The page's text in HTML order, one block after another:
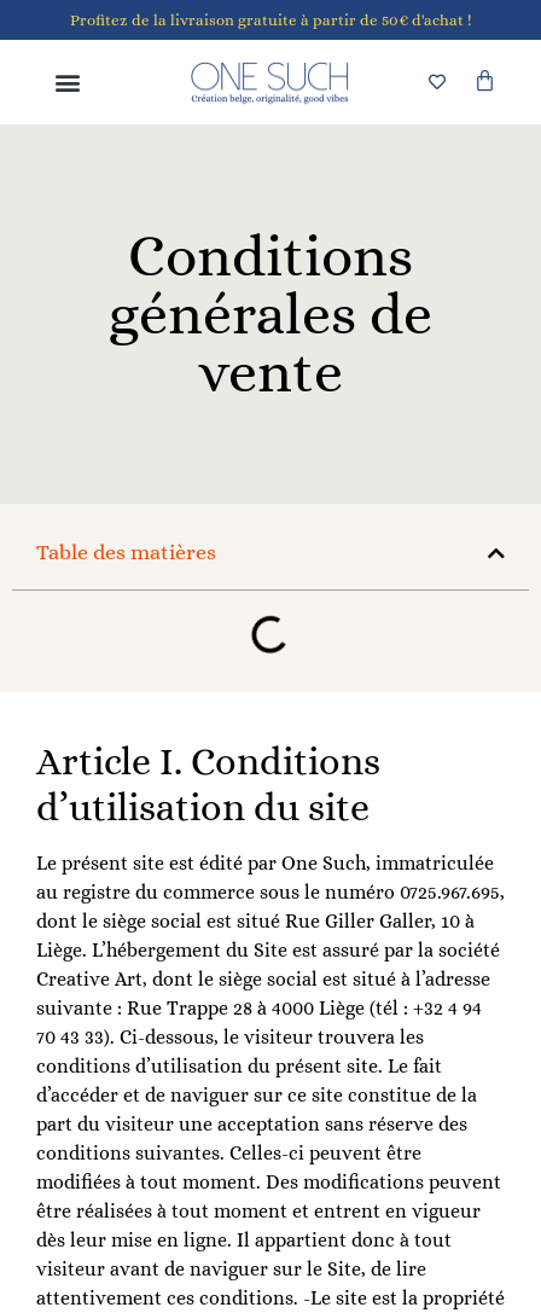
Profitez de la livraison gratuite à partir de 50€ d'achat !
Conditions
générales de
vente
Table des matières
Article I. Conditions
d’utilisation du site
Le présent site est édité par One Such, immatriculée
au registre du commerce sous le numéro 0725.967.695,
dont le siège social est situé Rue Giller Galler, 10 à
Liège. L’hébergement du Site est assuré par la société
Creative Art, dont le siège social est situé à l’adresse
suivante : Rue Trappe 28 à 4000 Liège (tél : +32 4 94
70 43 33). Ci-dessous, le visiteur trouvera les
conditions d’utilisation du présent site. Le fait
d’accéder et de naviguer sur ce site constitue de la
part du visiteur une acceptation sans réserve des
conditions suivantes. Celles-ci peuvent être
modifiées à tout moment. Des modifications peuvent
être réalisées à tout moment et entrent en vigueur
dès leur mise en ligne. Il appartient donc à tout
visiteur avant de naviguer sur le Site, de lire
attentivement ces conditions. -Le site est la propriété